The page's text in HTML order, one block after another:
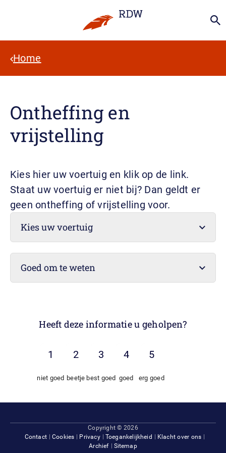
Home
Ontheffing en
vrijstelling
Kies hier uw voertuig en klik op de link.
Staat uw voertuig er niet bij? Dan geldt er
geen ontheffing of vrijstelling voor.
Kies uw voertuig
Goed om te weten
Heeft deze informatie u geholpen?
niet goed beetje best goed goed erg goed
Footer
Copyright © 2026
Contact
Cookies Privacy Toegankelijkheid
Klacht over ons
Archief
Sitemap